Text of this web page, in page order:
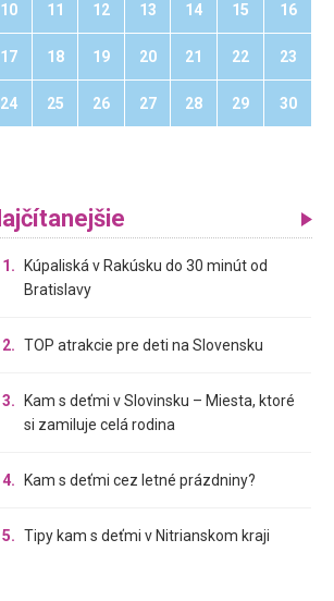
10 11 12 13 14 15 16
17 18 19 20 21 22 23
24 25 26 27 28 29 30
1.
Kúpaliská v Rakúsku do 30 minút od
Bratislavy
2. TOP atrakcie pre deti na Slovensku
3.
Kam s deťmi v Slovinsku – Miesta, ktoré
si zamiluje celá rodina
4. Kam s deťmi cez letné prázdniny?
5. Tipy kam s deťmi v Nitrianskom kraji